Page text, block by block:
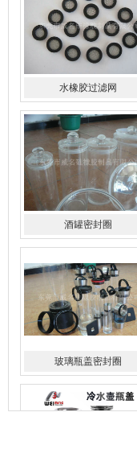
酒罐密封圈
玻璃瓶盖密封圈
304不锈钢冷水壶盖